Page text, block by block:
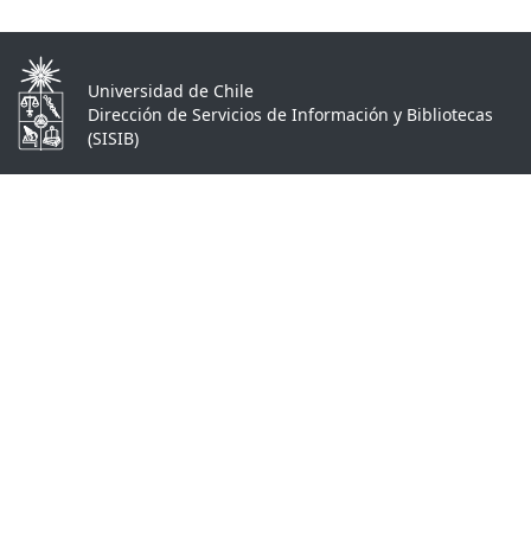
Universidad de Chile
Dirección de Servicios de Información y Bibliotecas
(SISIB)